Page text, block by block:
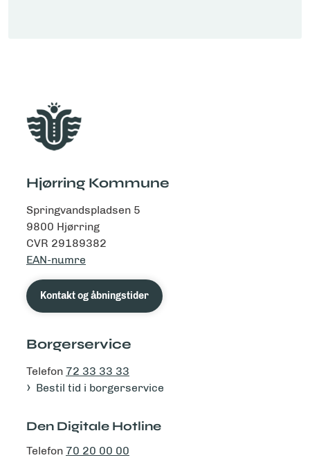
Hjørring Kommune
Springvandspladsen 5
9800 Hjørring
CVR 29189382
EAN-numre
Kontakt og åbningstider
Borgerservice
Telefon 72 33 33 33
Bestil tid i borgerservice
Den Digitale Hotline
Telefon 70 20 00 00